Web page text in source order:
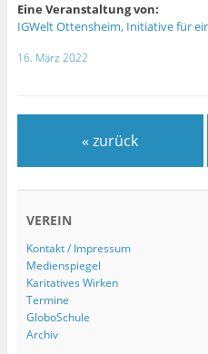
Eine Veranstaltung von:
IGWelt Ottensheim, Initiative für
16. März 2022
« zurück
VEREIN
Kontakt / Impressum
Medienspiegel
Karitatives Wirken
Termine
GloboSchule
Archiv